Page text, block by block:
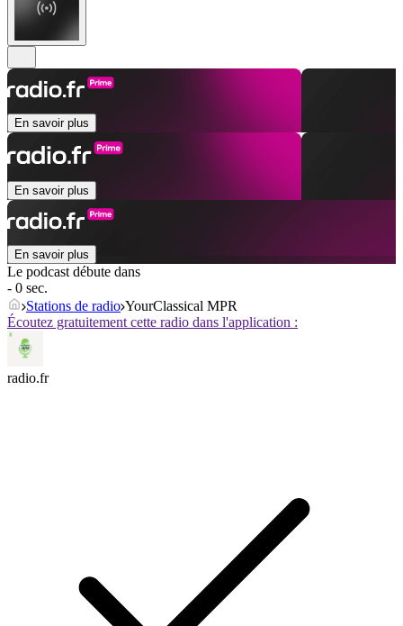
En savoir plus
En savoir plus
En savoir plus
Le podcast débute dans
- 0 sec.
Stations de radio YourClassical MPR
Écoutez gratuitement cette radio dans l'application :
radio.fr